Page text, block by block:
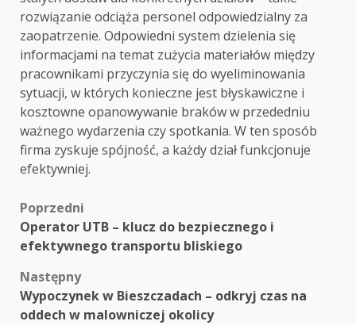
rozwiązanie odciąża personel odpowiedzialny za
zaopatrzenie. Odpowiedni system dzielenia się
informacjami na temat zużycia materiałów między
pracownikami przyczynia się do wyeliminowania
sytuacji, w których konieczne jest błyskawiczne i
kosztowne opanowywanie braków w przededniu
ważnego wydarzenia czy spotkania. W ten sposób
firma zyskuje spójność, a każdy dział funkcjonuje
efektywniej.
Zobacz
wpisy
Poprzedni
Operator UTB – klucz do bezpiecznego i
efektywnego transportu bliskiego
Następny
Wypoczynek w Bieszczadach – odkryj czas na
oddech w malowniczej okolicy